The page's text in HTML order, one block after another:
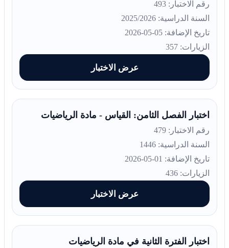
رقم الاختبار: 493
السنة الدراسية: 2025/2026
تاريخ الإضافة: 05-05-2026
الزيارات: 357
عرض الاختبار
اختبار الفصل الثامن: القياس - مادة الرياضيات
رقم الاختبار: 479
السنة الدراسية: 1446
تاريخ الإضافة: 01-05-2026
الزيارات: 436
عرض الاختبار
اختبار الفترة الثانية في مادة الرياضيات